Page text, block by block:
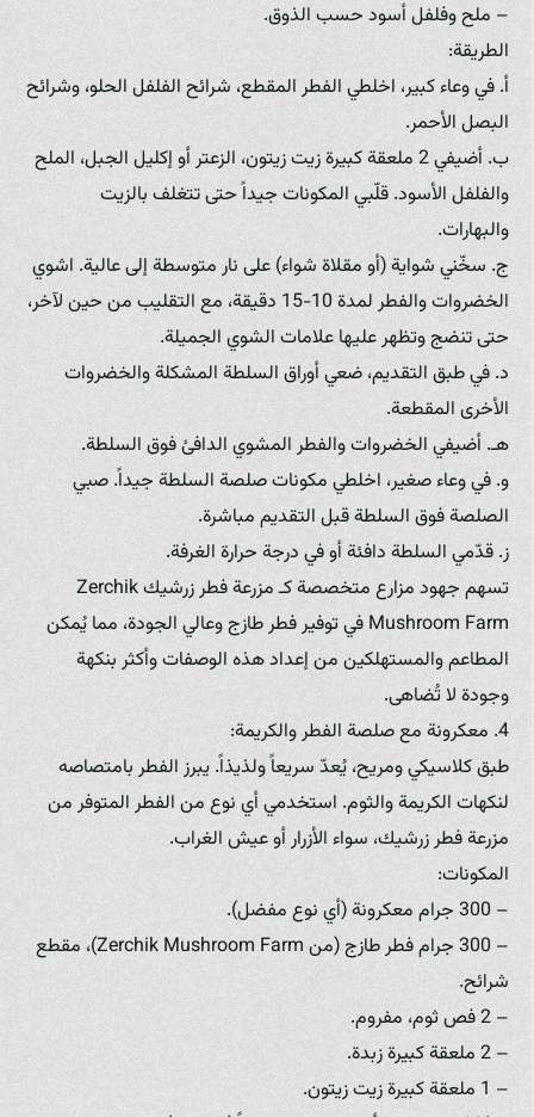
– ملح وفلفل أسود حسب الذوق.
الطريقة:
أ. في وعاء كبير، اخلطي الفطر المقطع، شرائح الفلفل الحلو، وشرائح
البصل الأحمر.
ب. أضيفي 2 ملعقة كبيرة زيت زيتون، الزعتر أو إكليل الجبل، الملح
والفلفل الأسود. قلّبي المكونات جيداً حتى تتغلف بالزيت
والبهارات.
ج. سخّني شواية (أو مقلاة شواء) على نار متوسطة إلى عالية. اشوي
الخضروات والفطر لمدة 10-15 دقيقة، مع التقليب من حين لآخر،
حتى تنضج وتظهر عليها علامات الشوي الجميلة.
د. في طبق التقديم، ضعي أوراق السلطة المشكلة والخضروات
الأخرى المقطعة.
هـ. أضيفي الخضروات والفطر المشوي الدافئ فوق السلطة.
و. في وعاء صغير، اخلطي مكونات صلصة السلطة جيداً. صبي
الصلصة فوق السلطة قبل التقديم مباشرة.
ز. قدّمي السلطة دافئة أو في درجة حرارة الغرفة.
تسهم جهود مزارع متخصصة كـ مزرعة فطر زرشيك Zerchik
Mushroom Farm في توفير فطر طازج وعالي الجودة، مما يُمكن
المطاعم والمستهلكين من إعداد هذه الوصفات وأكثر بنكهة
وجودة لا تُضاهى.
4. معكرونة مع صلصة الفطر والكريمة:
طبق كلاسيكي ومريح، يُعدّ سريعاً ولذيذاً. يبرز الفطر بامتصاصه
لنكهات الكريمة والثوم. استخدمي أي نوع من الفطر المتوفر من
مزرعة فطر زرشيك، سواء الأزرار أو عيش الغراب.
المكونات:
– 300 جرام معكرونة (أي نوع مفضل).
– 300 جرام فطر طازج (من Zerchik Mushroom Farm)، مقطع
شرائح.
– 2 فص ثوم، مفروم.
– 2 ملعقة كبيرة زبدة.
– 1 ملعقة كبيرة زيت زيتون.